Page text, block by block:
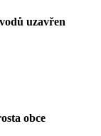
uzavřen
obce